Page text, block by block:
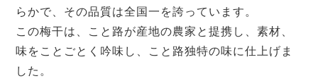
らかで、その品質は全国一を誇っています。
この梅干は、こと路が産地の農家と提携し、素材、
味をことごとく吟味し、こと路独特の味に仕上げま
した。